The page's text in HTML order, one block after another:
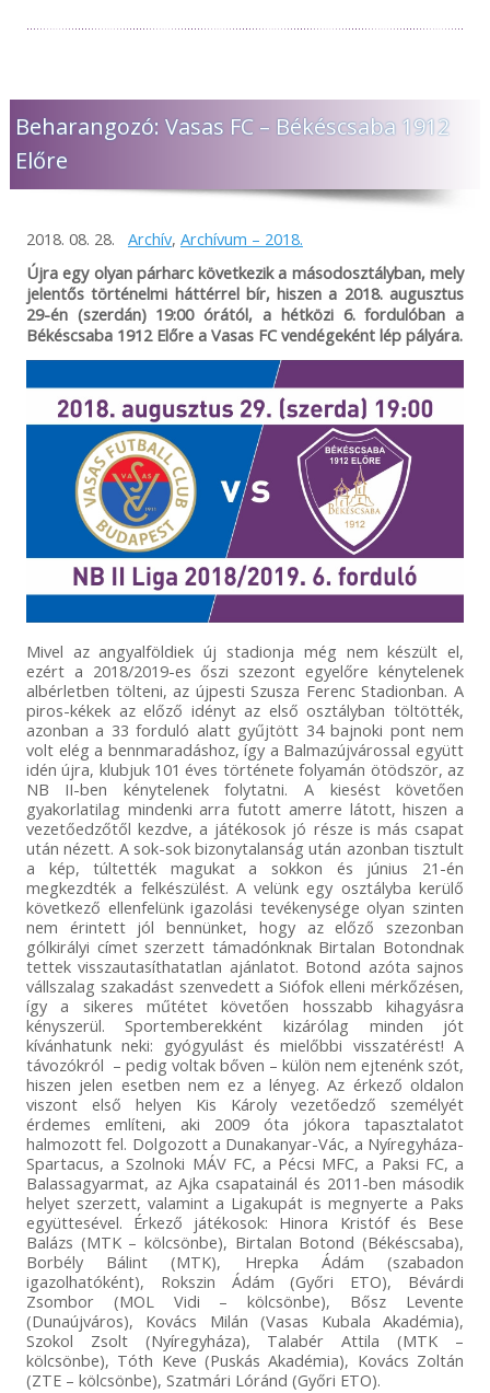
Beharangozó: Vasas FC – Békéscsaba 1912
Előre
2018. 08. 28. Archív, Archívum – 2018.
Újra egy olyan párharc következik a másodosztályban, mely
jelentős történelmi háttérrel bír, hiszen a 2018. augusztus
29-én (szerdán) 19:00 órától, a hétközi 6. fordulóban a
Békéscsaba 1912 Előre a Vasas FC vendégeként lép pályára.
Mivel az angyalföldiek új stadionja még nem készült el,
ezért a 2018/2019-es őszi szezont egyelőre kénytelenek
albérletben tölteni, az újpesti Szusza Ferenc Stadionban. A
piros-kékek az előző idényt az első osztályban töltötték,
azonban a 33 forduló alatt gyűjtött 34 bajnoki pont nem
volt elég a bennmaradáshoz, így a Balmazújvárossal együtt
idén újra, klubjuk 101 éves története folyamán ötödször, az
NB II-ben kénytelenek folytatni. A kiesést követően
gyakorlatilag mindenki arra futott amerre látott, hiszen a
vezetőedzőtől kezdve, a játékosok jó része is más csapat
után nézett. A sok-sok bizonytalanság után azonban tisztult
a kép, túltették magukat a sokkon és június 21-én
megkezdték a felkészülést. A velünk egy osztályba kerülő
következő ellenfelünk igazolási tevékenysége olyan szinten
nem érintett jól bennünket, hogy az előző szezonban
gólkirályi címet szerzett támadónknak Birtalan Botondnak
tettek visszautasíthatatlan ajánlatot. Botond azóta sajnos
vállszalag szakadást szenvedett a Siófok elleni mérkőzésen,
így a sikeres műtétet követően hosszabb kihagyásra
kényszerül. Sportemberekként kizárólag minden jót
kívánhatunk neki: gyógyulást és mielőbbi visszatérést! A
távozókról – pedig voltak bőven – külön nem ejtenénk szót,
hiszen jelen esetben nem ez a lényeg. Az érkező oldalon
viszont első helyen Kis Károly vezetőedző személyét
érdemes említeni, aki 2009 óta jókora tapasztalatot
halmozott fel. Dolgozott a Dunakanyar-Vác, a Nyíregyháza-
Spartacus, a Szolnoki MÁV FC, a Pécsi MFC, a Paksi FC, a
Balassagyarmat, az Ajka csapatainál és 2011-ben második
helyet szerzett, valamint a Ligakupát is megnyerte a Paks
együttesével. Érkező játékosok: Hinora Kristóf és Bese
Balázs (MTK – kölcsönbe), Birtalan Botond (Békéscsaba),
Borbély Bálint (MTK), Hrepka Ádám (szabadon
igazolhatóként), Rokszin Ádám (Győri ETO), Bévárdi
Zsombor (MOL Vidi – kölcsönbe), Bősz Levente
(Dunaújváros), Kovács Milán (Vasas Kubala Akadémia),
Szokol Zsolt (Nyíregyháza), Talabér Attila (MTK –
kölcsönbe), Tóth Keve (Puskás Akadémia), Kovács Zoltán
(ZTE – kölcsönbe), Szatmári Lóránd (Győri ETO).